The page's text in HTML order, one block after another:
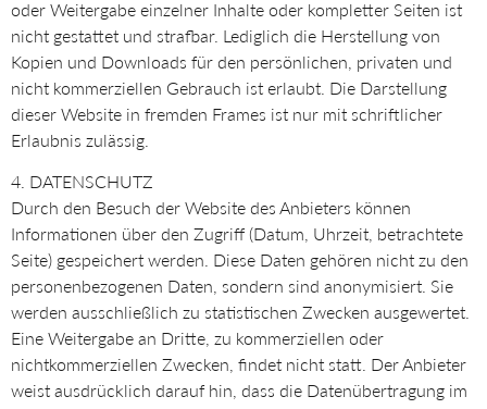
oder Weitergabe einzelner Inhalte oder kompletter Seiten ist
nicht gestattet und strafbar. Lediglich die Herstellung von
Kopien und Downloads für den persönlichen, privaten und
nicht kommerziellen Gebrauch ist erlaubt. Die Darstellung
dieser Website in fremden Frames ist nur mit schriftlicher
Erlaubnis zulässig.
4. DATENSCHUTZ
Durch den Besuch der Website des Anbieters können
Informationen über den Zugriff (Datum, Uhrzeit, betrachtete
Seite) gespeichert werden. Diese Daten gehören nicht zu den
personenbezogenen Daten, sondern sind anonymisiert. Sie
werden ausschließlich zu statistischen Zwecken ausgewertet.
Eine Weitergabe an Dritte, zu kommerziellen oder
nichtkommerziellen Zwecken, findet nicht statt. Der Anbieter
weist ausdrücklich darauf hin, dass die Datenübertragung im